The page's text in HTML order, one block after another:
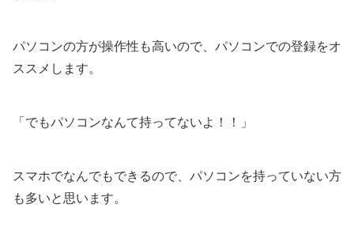
パソコンの方が操作性も高いので、パソコンでの登録をオ
ススメします。
「でもパソコンなんて持ってないよ！！」
スマホでなんでもできるので、パソコンを持っていない方
も多いと思います。